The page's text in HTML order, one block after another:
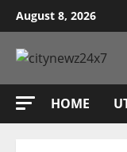
Skip
to
content
August 8, 2026
HOME